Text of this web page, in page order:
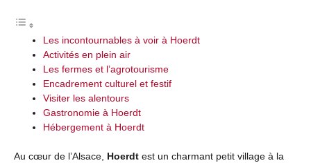
Les incontournables à voir à Hoerdt
Activités en plein air
Les fermes et l’agrotourisme
Encadrement culturel et festif
Visiter les alentours
Gastronomie à Hoerdt
Hébergement à Hoerdt
Au cœur de l’Alsace, Hoerdt est un charmant petit village à la